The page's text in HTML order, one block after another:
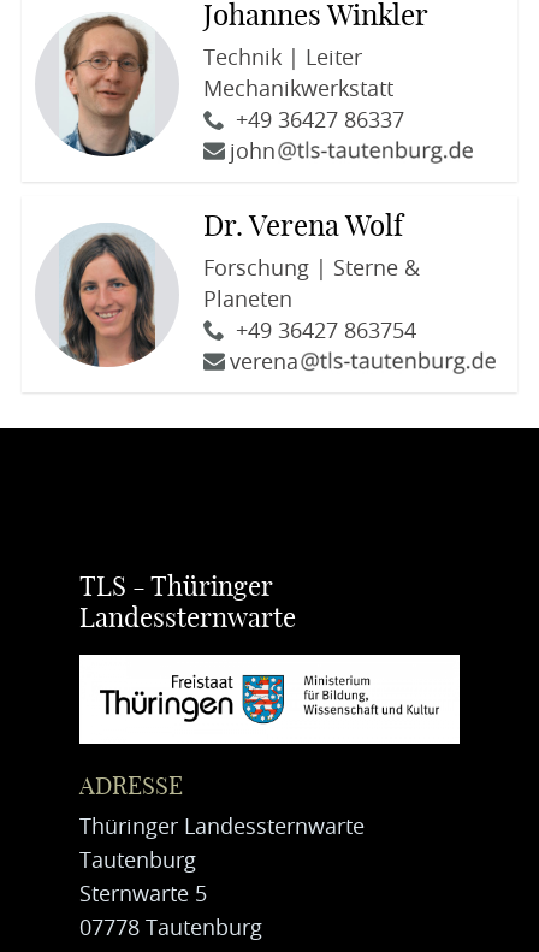
Johannes Winkler
Technik | Leiter
Mechanikwerkstatt
+49 36427 86337
john
Dr. Verena Wolf
Forschung | Sterne &
Planeten
+49 36427 863754
verena
TLS - Thüringer
Landessternwarte
ADRESSE
Thüringer Landessternwarte
Tautenburg
Sternwarte 5
07778 Tautenburg